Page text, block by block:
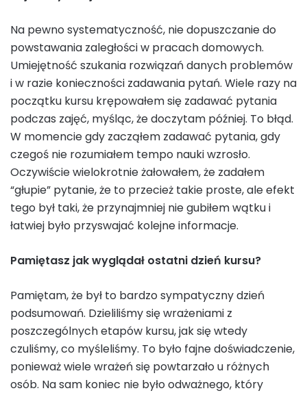
Na pewno systematyczność, nie dopuszczanie do
powstawania zaległości w pracach domowych.
Umiejętność szukania rozwiązań danych problemów
i w razie konieczności zadawania pytań. Wiele razy na
początku kursu krępowałem się zadawać pytania
podczas zajęć, myśląc, że doczytam później. To błąd.
W momencie gdy zacząłem zadawać pytania, gdy
czegoś nie rozumiałem tempo nauki wzrosło.
Oczywiście wielokrotnie żałowałem, że zadałem
“głupie” pytanie, że to przecież takie proste, ale efekt
tego był taki, że przynajmniej nie gubiłem wątku i
łatwiej było przyswajać kolejne informacje.
Pamiętasz jak wyglądał ostatni dzień kursu?
Pamiętam, że był to bardzo sympatyczny dzień
podsumowań. Dzieliliśmy się wrażeniami z
poszczególnych etapów kursu, jak się wtedy
czuliśmy, co myśleliśmy. To było fajne doświadczenie,
ponieważ wiele wrażeń się powtarzało u różnych
osób. Na sam koniec nie było odważnego, który